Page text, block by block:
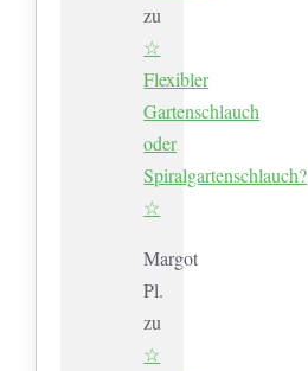
zu
☆
Flexibler
Gartenschlauch
oder
Spiralgartenschlauch?
☆
Margot
Pl.
zu
☆